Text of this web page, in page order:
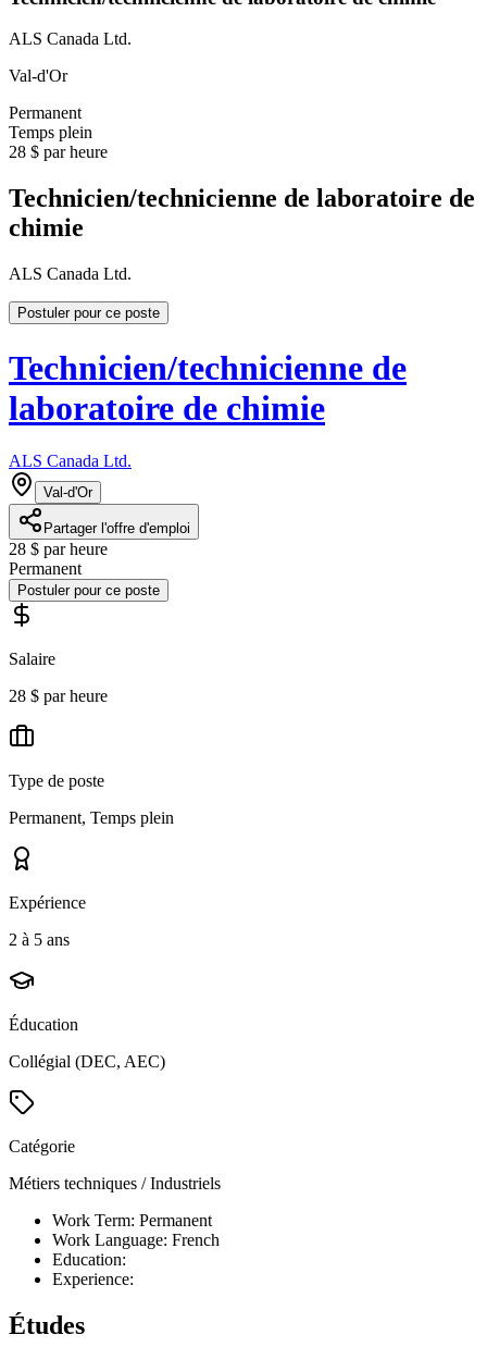
ALS Canada Ltd.
Val-d'Or
Permanent
Temps plein
28 $ par heure
Technicien/technicienne de laboratoire de
chimie
ALS Canada Ltd.
Postuler pour ce poste
Technicien/technicienne de
laboratoire de chimie
ALS Canada Ltd.
Val-d'Or
Partager l'offre d'emploi
28 $ par heure
Permanent
Postuler pour ce poste
Salaire
28 $ par heure
Type de poste
Permanent, Temps plein
Expérience
2 à 5 ans
Éducation
Collégial (DEC, AEC)
Catégorie
Métiers techniques / Industriels
Work Term: Permanent
Work Language: French
Education:
Experience:
Études